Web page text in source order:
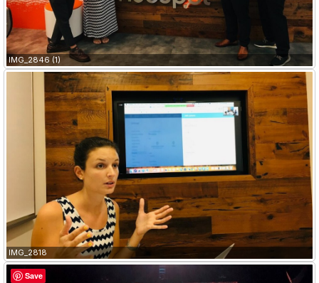
IMG_2846 (1)
IMG_2818
Save